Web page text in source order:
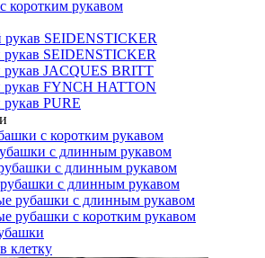
коротким рукавом
рукав SEIDENSTICKER
SEIDENSTICKER
JAСQUES BRITT
FYNCH HATTON
PURE
с коротким рукавом
с длинным рукавом
с длинным рукавом
с длинным рукавом
рубашки с длинным рукавом
рубашки с коротким рукавом
клетку